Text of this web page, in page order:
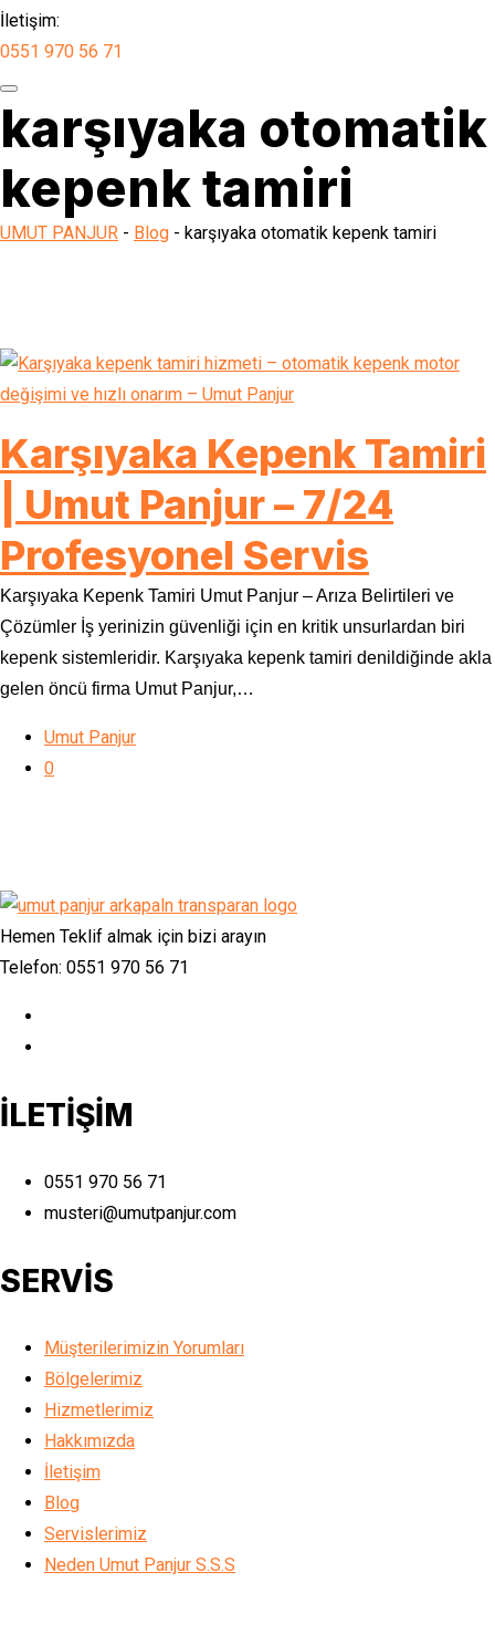
İletişim:
0551 970 56 71
karşıyaka otomatik
kepenk tamiri
UMUT PANJUR - Blog - karşıyaka otomatik kepenk tamiri
Karşıyaka Kepenk Tamiri
| Umut Panjur – 7/24
Profesyonel Servis
Karşıyaka Kepenk Tamiri Umut Panjur – Arıza Belirtileri ve
Çözümler İş yerinizin güvenliği için en kritik unsurlardan biri
kepenk sistemleridir. Karşıyaka kepenk tamiri denildiğinde akla
gelen öncü firma Umut Panjur,…
Umut Panjur
0
Hemen Teklif almak için bizi arayın
Telefon: 0551 970 56 71
İLETİŞİM
0551 970 56 71
musteri@umutpanjur.com
SERVİS
Müşterilerimizin Yorumları
Bölgelerimiz
Hizmetlerimiz
Hakkımızda
İletişim
Blog
Servislerimiz
Neden Umut Panjur S.S.S